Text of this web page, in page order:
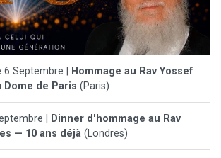
Septembre |
Hommage au Rav Yossef
Dome de Paris (Paris)
|
Dinner d'hommage au Rav
— 10 ans déjà (Londres)